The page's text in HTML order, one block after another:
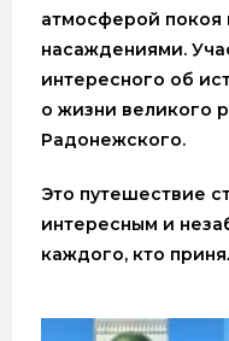
атмосферой
насаждениями.
интересного об
о жизни великого
Радонежского.
Это путешествие
интересным и
каждого, кто